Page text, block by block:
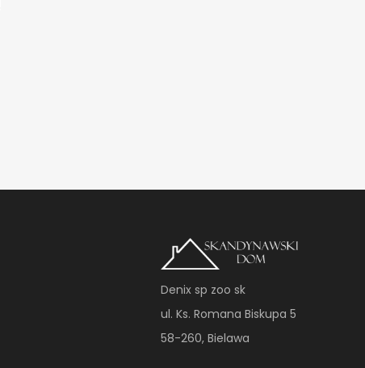
Denix sp zoo sk
ul. Ks. Romana Biskupa 5
58-260, Bielawa